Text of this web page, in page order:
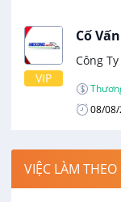
VIP
Cố
Công
08/
VIỆC LÀM